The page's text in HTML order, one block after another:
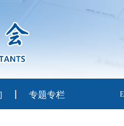
专题专栏